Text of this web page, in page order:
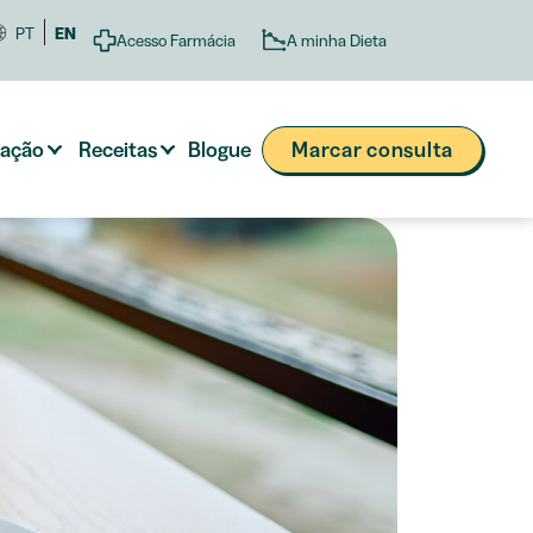
PT EN Acesso Farmácia A minha Dieta
Receitas Blogue Marcar consulta